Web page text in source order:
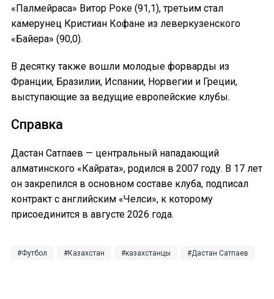
«Палмейраса» Витор Роке (91,1), третьим стал
камерунец Кристиан Кофане из леверкузенского
«Байера» (90,0).
В десятку также вошли молодые форварды из
Франции, Бразилии, Испании, Норвегии и Греции,
выступающие за ведущие европейские клубы.
Справка
Дастан Сатпаев — центральный нападающий
алматинского «Кайрата», родился в 2007 году. В 17 лет
он закрепился в основном составе клуба, подписал
контракт с английским «Челси», к которому
присоединится в августе 2026 года.
Футбол Казахстан казахстанцы Дастан Сатпаев